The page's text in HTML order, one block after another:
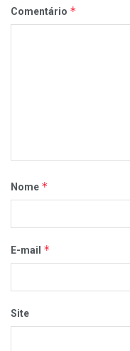
Comentário *
Nome *
E-mail *
Site